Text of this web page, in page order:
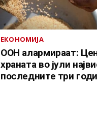
ЕКОНОМИЈА
ООН алармираат:
храната во јули
последните три